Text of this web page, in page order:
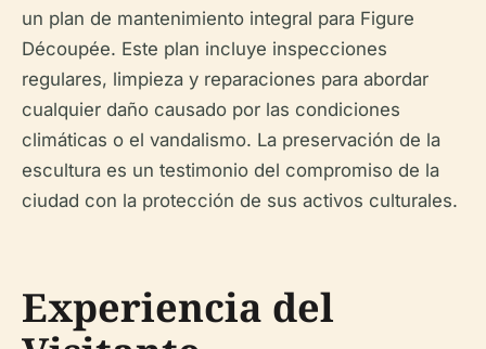
un plan de mantenimiento integral para Figure
Découpée. Este plan incluye inspecciones
regulares, limpieza y reparaciones para abordar
cualquier daño causado por las condiciones
climáticas o el vandalismo. La preservación de la
escultura es un testimonio del compromiso de la
ciudad con la protección de sus activos culturales.
Experiencia del